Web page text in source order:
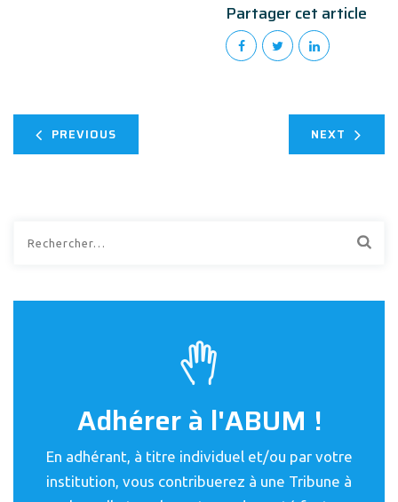
Partager cet article
PREVIOUS NEXT
Adhérer à l'ABUM !
En adhérant, à titre individuel et/ou par votre
institution, vous contribuerez à une Tribune à